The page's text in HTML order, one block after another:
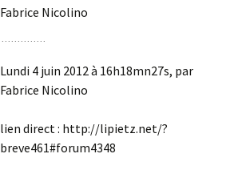
Fabrice Nicolino
Lundi 4 juin 2012 à 16h18mn27s, par
Fabrice Nicolino
lien direct : http://lipietz.net/?
breve461#forum4348